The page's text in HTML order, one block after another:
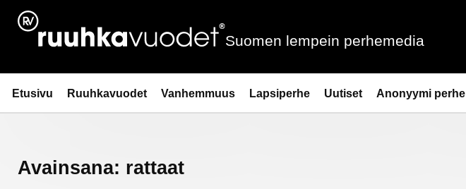
Siirry
sisältöön
Ruuhkavuodet.fi
Suomen lempein perhemedia
Etusivu Ruuhkavuodet Vanhemmuus Lapsiperhe Uutiset Anonyymi perhe
Avainsana: rattaat